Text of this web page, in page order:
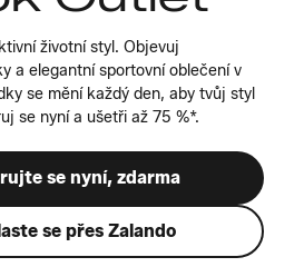
životní styl. Objevuj
a elegantní sportovní oblečení v
se mění každý den, aby tvůj styl
se nyní a ušetři až 75 %*.
se nyní, zdarma
se přes Zalando